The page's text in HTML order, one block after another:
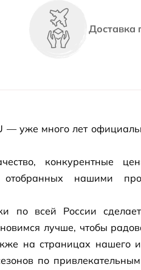
Доставка
— уже много лет
конкурентные
нашими
по всей России
лучше, чтобы
на страницах нашего
по